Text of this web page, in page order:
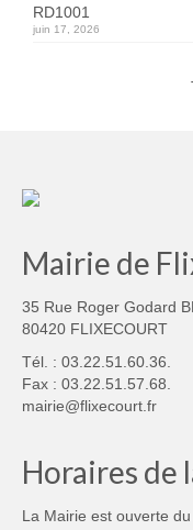
RD1001
juin 17, 2026
Mairie de
35 Rue Roger Godard
80420 FLIXECOURT
Tél. : 03.22.51.60.36.
Fax : 03.22.51.57.68.
mairie@flixecourt.fr
Horaires de
La Mairie est ouverte